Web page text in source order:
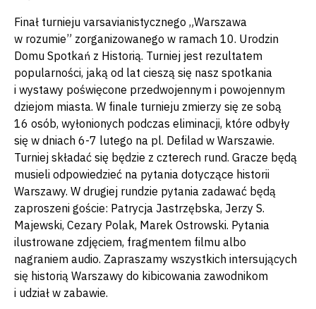
Finał turnieju varsavianistycznego „Warszawa
w rozumie” zorganizowanego w ramach 10. Urodzin
Domu Spotkań z Historią. Turniej jest rezultatem
popularności, jaką od lat cieszą się nasz spotkania
i wystawy poświęcone przedwojennym i powojennym
dziejom miasta. W finale turnieju zmierzy się ze sobą
16 osób, wyłonionych podczas eliminacji, które odbyły
się w dniach 6-7 lutego na pl. Defilad w Warszawie.
Turniej składać się będzie z czterech rund. Gracze będą
musieli odpowiedzieć na pytania dotyczące historii
Warszawy. W drugiej rundzie pytania zadawać będą
zaproszeni goście: Patrycja Jastrzębska, Jerzy S.
Majewski, Cezary Polak, Marek Ostrowski. Pytania
ilustrowane zdjęciem, fragmentem filmu albo
nagraniem audio. Zapraszamy wszystkich intersujących
się historią Warszawy do kibicowania zawodnikom
i udział w zabawie.